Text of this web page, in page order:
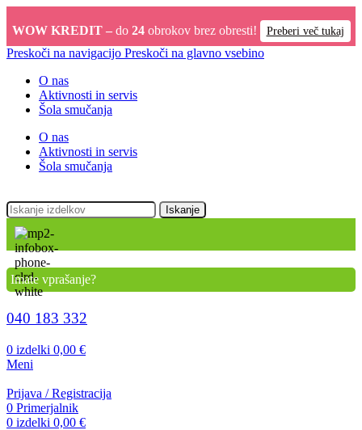
WOW KREDIT – do 24obrokov brez obresti! Preberi več tukaj
Preskoči na navigacijo Preskoči na glavno vsebino
O nas
Aktivnosti in servis
Šola smučanja
O nas
Aktivnosti in servis
Šola smučanja
Iskanje
Imate vprašanje?
040 183 332
0 izdelki 0,00 €
Meni
Prijava / Registracija
0 Primerjalnik
0 izdelki 0,00 €